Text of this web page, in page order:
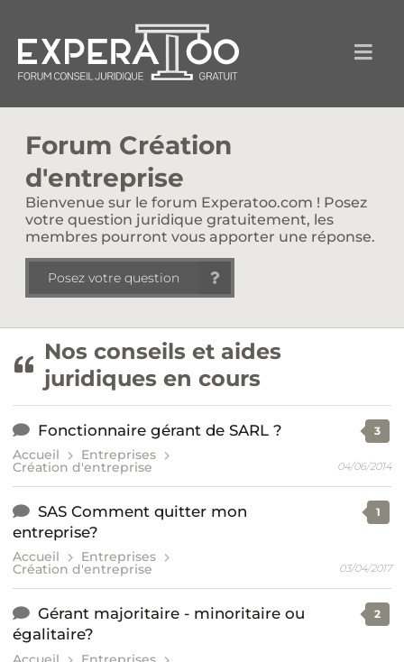
Forum Création
d'entreprise
Bienvenue sur le forum Experatoo.com ! Posez
votre question juridique gratuitement, les
membres pourront vous apporter une réponse.
Posez votre question
Nos conseils et aides
juridiques en cours
Fonctionnaire gérant de SARL ?
Accueil Entreprises
Création d'entreprise
3
04/06/2014
SAS Comment quitter mon
entreprise?
Accueil Entreprises
Création d'entreprise
1
03/04/2017
Gérant majoritaire - minoritaire ou
égalitaire?
2